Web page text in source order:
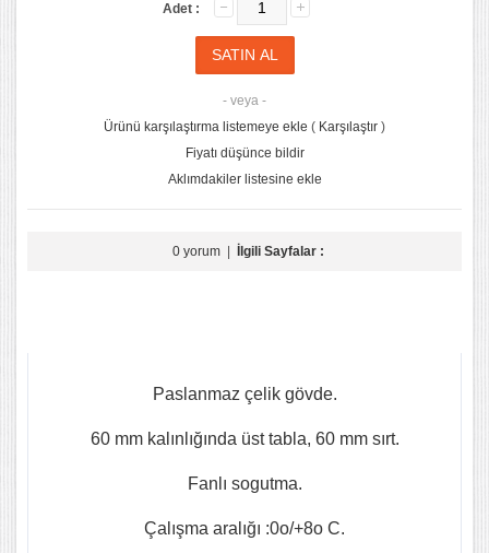
Adet :
- veya -
Ürünü karşılaştırma listemeye ekle ( Karşılaştır )
Fiyatı düşünce bildir
Aklımdakiler listesine ekle
0 yorum| İlgili Sayfalar :
Paslanmaz çelik gövde.
60 mm kalınlığında üst tabla, 60 mm sırt.
Fanlı sogutma.
Çalışma aralığı :0o/+8o C.